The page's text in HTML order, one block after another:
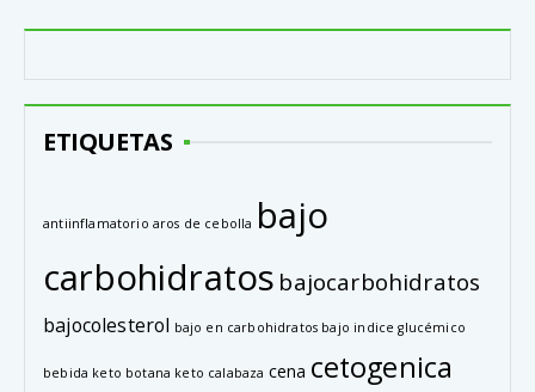
ETIQUETAS
antiinflamatorio aros de cebolla bajo
carbohidratos bajocarbohidratos
bajocolesterol bajo en carbohidratos bajo indice glucémico
bebida keto botana keto calabaza cena cetogenica